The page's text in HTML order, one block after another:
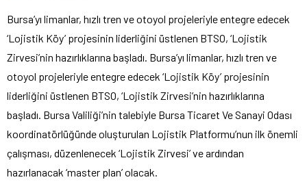
Bursa’yı limanlar, hızlı tren ve otoyol projeleriyle entegre edecek
‘Lojistik Köy’ projesinin liderliğini üstlenen BTSO, ‘Lojistik
Zirvesi’nin hazırlıklarına başladı. Bursa’yı limanlar, hızlı tren ve
otoyol projeleriyle entegre edecek ‘Lojistik Köy’ projesinin
liderliğini üstlenen BTSO, ‘Lojistik Zirvesi’nin hazırlıklarına
başladı. Bursa Valiliği’nin talebiyle Bursa Ticaret Ve Sanayi Odası
koordinatörlüğünde oluşturulan Lojistik Platformu’nun ilk önemli
çalışması, düzenlenecek ‘Lojistik Zirvesi’ ve ardından
hazırlanacak ‘master plan’ olacak.